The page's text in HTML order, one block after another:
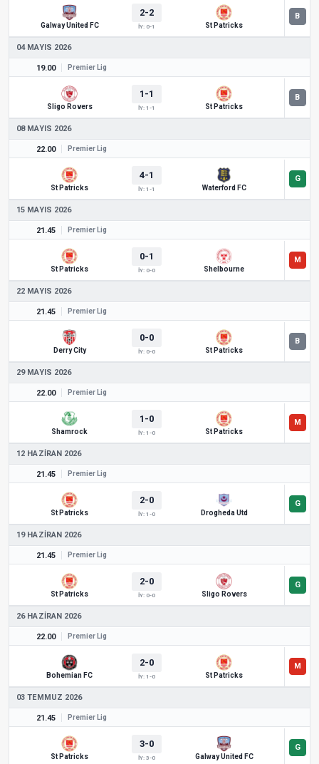
Galway United FC
2-2
İY: 0-1 St Patricks
04 MAYIS 2026
19.00 Premier Lig
Sligo Rovers
1-1
İY: 1-1 St Patricks
08 MAYIS 2026
22.00 Premier Lig
St Patricks
4-1
İY: 1-1 Waterford FC
15 MAYIS 2026
21.45 Premier Lig
St Patricks
0-1
İY: 0-0 Shelbourne
22 MAYIS 2026
21.45 Premier Lig
Derry City
0-0
İY: 0-0 St Patricks
29 MAYIS 2026
22.00 Premier Lig
Shamrock
1-0
İY: 1-0 St Patricks
12 HAZIRAN 2026
21.45 Premier Lig
St Patricks
2-0
İY: 1-0 Drogheda Utd
19 HAZIRAN 2026
21.45 Premier Lig
St Patricks
2-0
İY: 0-0 Sligo Rovers
26 HAZIRAN 2026
22.00 Premier Lig
Bohemian FC
2-0
İY: 1-0 St Patricks
03 TEMMUZ 2026
21.45 Premier Lig
St Patricks
3-0
İY: 3-0 Galway United FC